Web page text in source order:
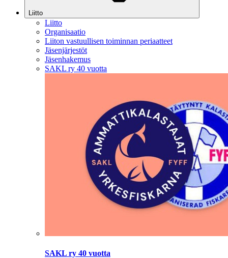
Liitto
Liitto
Organisaatio
Liiton vastuullisen toiminnan periaatteet
Jäsenjärjestöt
Jäsenhakemus
SAKL ry 40 vuotta
SAKL ry 40 vuotta